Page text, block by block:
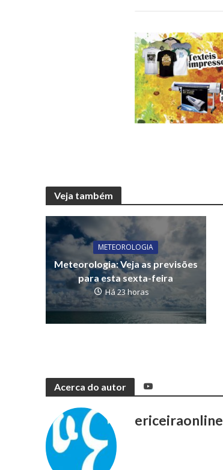
Veja também
METEOROLOGIA
Meteorologia: Veja as previsões
para esta sexta-feira
Há 23 horas
Acerca do autor
ericeiraonline